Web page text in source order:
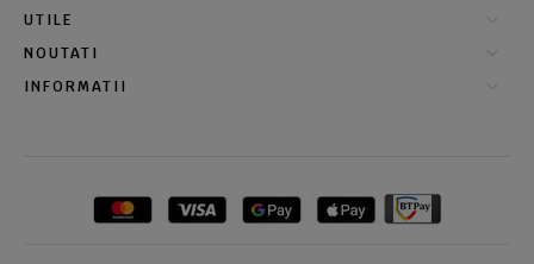
UTILE
NOUTATI
INFORMATII